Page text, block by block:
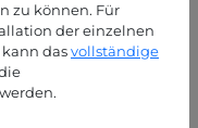
zu können. Für
der einzelnen
dasvollständige